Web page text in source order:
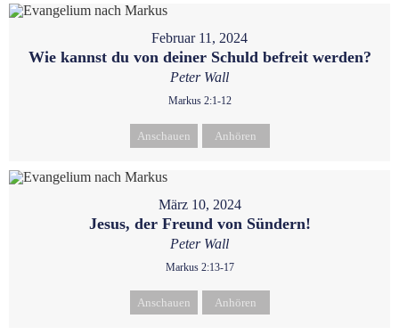
Februar 11, 2024
Wie kannst du von deiner Schuld befreit werden?
Peter Wall
Markus 2:1-12
Anschauen Anhören
März 10, 2024
Jesus, der Freund von Sündern!
Peter Wall
Markus 2:13-17
Anschauen Anhören